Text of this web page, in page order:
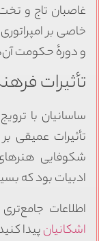
غاصبان تاج و
خاصی بر
و دورهٔ حکومت
تأثیرات
ساسانیان با
تأثیرات عمیقی
شکوفایی
ادبیات بود که
اطلاعات
اشکانیانپیدا